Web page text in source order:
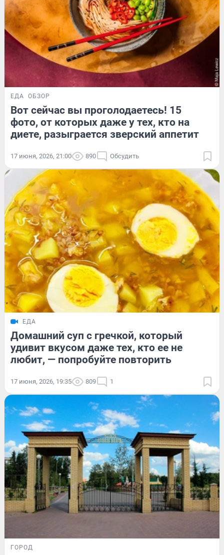
ЕДА ОБЗОР
Вот сейчас вы проголодаетесь! 15
фото, от которых даже у тех, кто на
диете, разыграется зверский аппетит
17 июня, 2026, 21:00 890 Обсудить
ЕДА
Домашний суп с гречкой, который
удивит вкусом даже тех, кто ее не
любит, — попробуйте повторить
17 июня, 2026, 19:35 809 1
ГОРОД